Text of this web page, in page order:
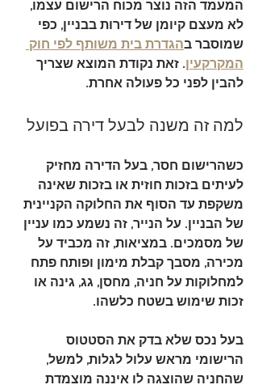
המעמד הזה נוצר מכוח הרישום עצמו,
לא מעצם קיומן של דירות בבניין, כפי
שמוסבר בהגדרת בית משותף לפי חוק
המקרקעין. זאת נקודת המוצא שצריך
להבין לפני כל פעולה אחרת.
למה זה משנה לבעל דירה בפועל
כשהרישום חסר, בעל הדירה מחזיק
לעיתים בזכות חוזית או בזכות שאינה
משקפת עד הסוף את החלוקה הקניינית
של הבניין. על הנייר, זה נשמע כמו עניין
של מסמכים. במציאות, זה מכביד על
מכירה, מסבך קבלת מימון ופותח פתח
למחלוקות על חניה, מחסן, גג, גינה או
זכות שימוש בשטח כלשהו.
בעל נכס שלא בדק את הסטטוס
הרישומי מראש עלול לגלות, למשל,
שהחניה שהוצגה לו איננה מוצמדת